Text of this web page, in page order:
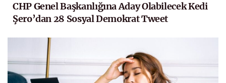
CHP Genel Başkanlığına Aday Olabilecek Kedi
Şero’dan 28 Sosyal Demokrat Tweet